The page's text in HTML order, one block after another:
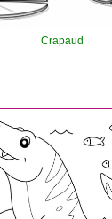
Crapaud